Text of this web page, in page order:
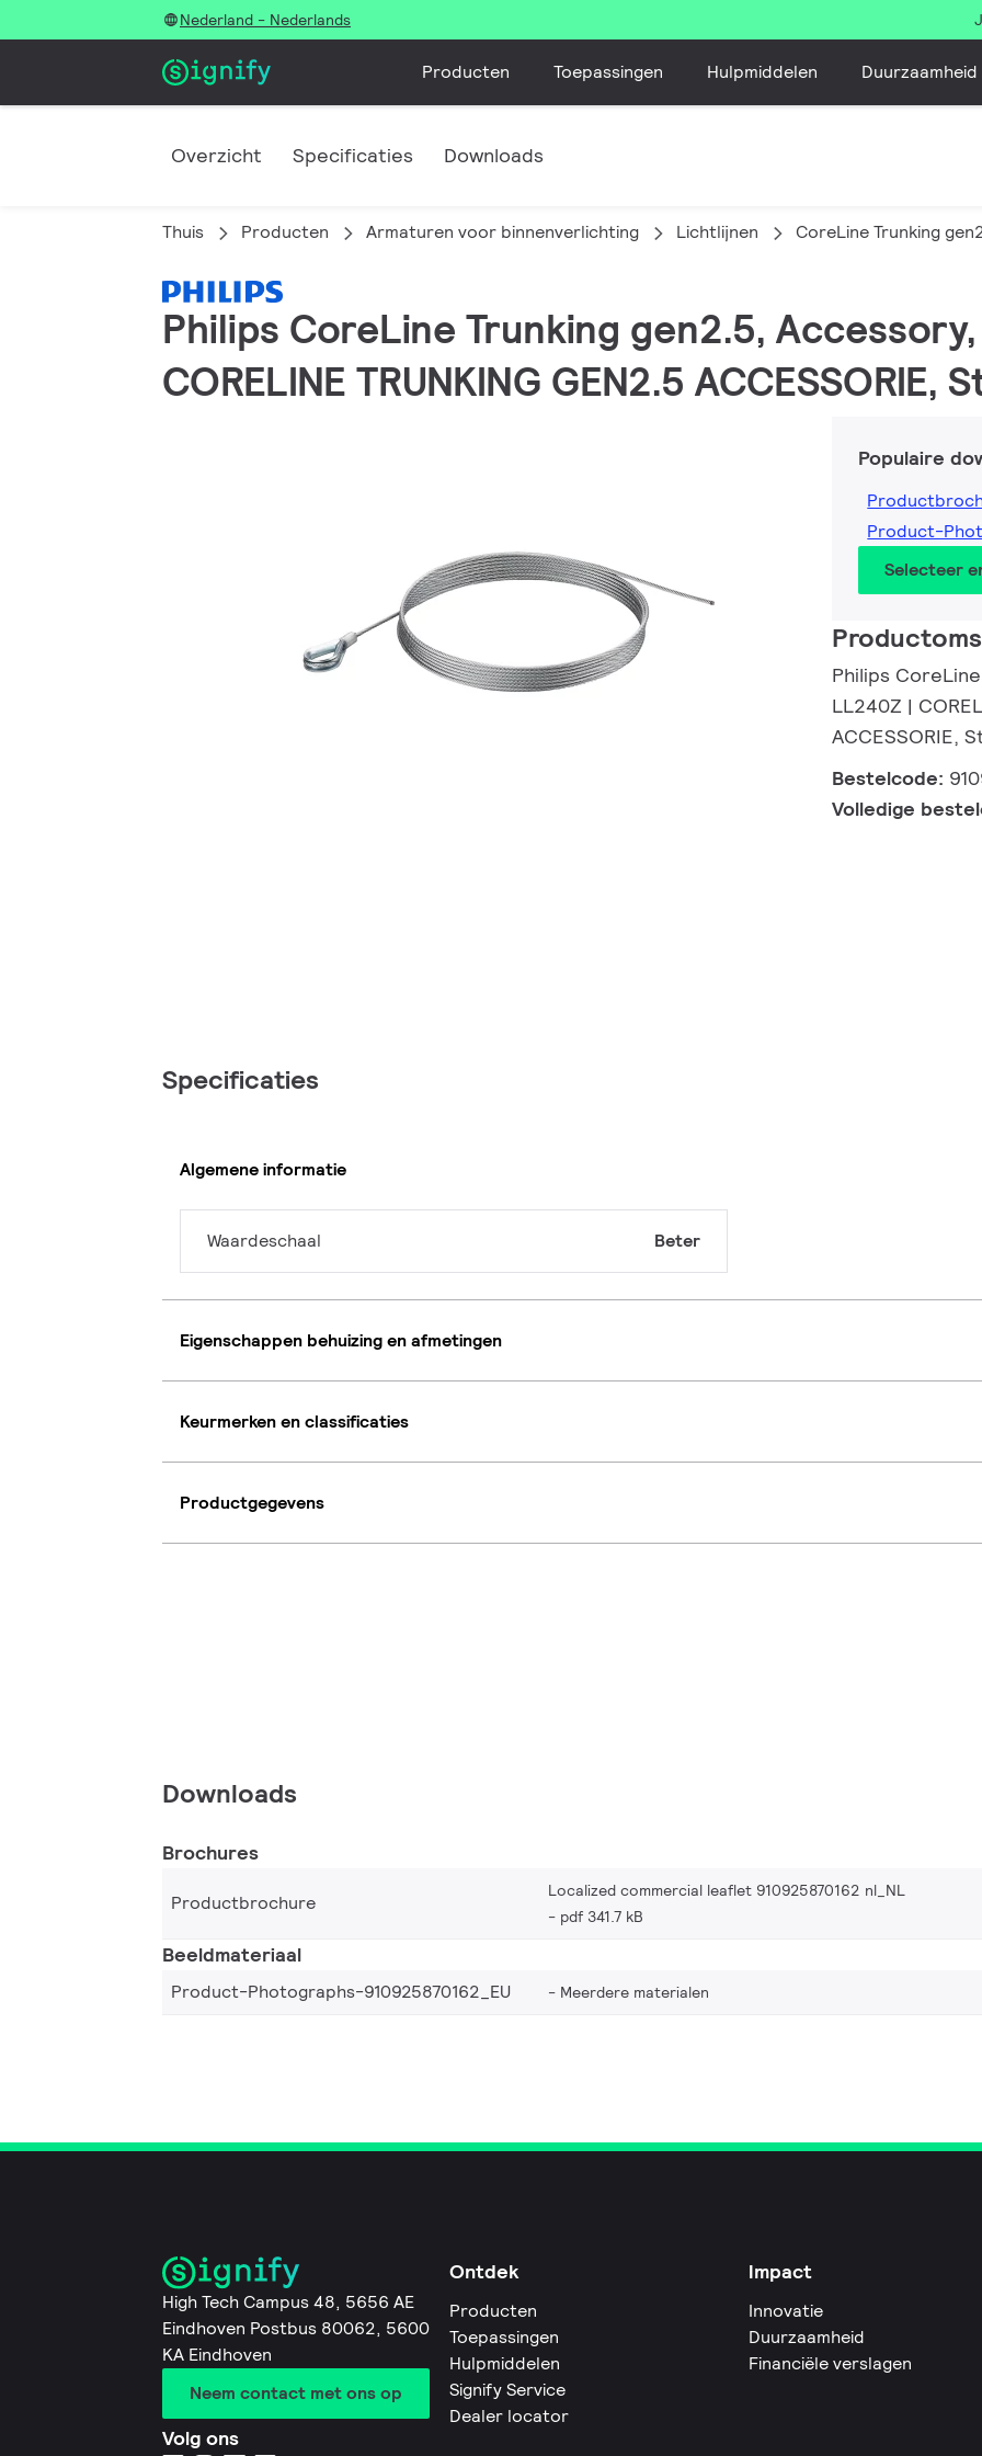
Nederland - Nederlands
Producten Toepassingen Hulpmiddelen Duurzaamheid
Overzicht Specificaties Downloads
Thuis Producten Armaturen voor binnenverlichting Lichtlijnen CoreLine Trunking
Philips CoreLine Trunking gen2.5,
CORELINE TRUNKING GEN2.5 ACCESSORIE,
Populaire
Product-
Selecteer
Philips
LL240Z |
ACCESSORIE,
Bestelcode:
Volledige
Specificaties
Algemene informatie
Waardeschaal Beter
Eigenschappen behuizing en afmetingen
Keurmerken en classificaties
Productgegevens
Downloads
Brochures
Productbrochure
Localized commercial leaflet 910925870162 nl_NL
pdf 341.7 kB
Beeldmateriaal
Product-Photographs-910925870162_EU Meerdere materialen
High Tech Campus 48, 5656 AE
Eindhoven Postbus 80062, 5600
KA Eindhoven
Neem contact met ons op
Volg ons
Ontdek
Producten
Toepassingen
Hulpmiddelen
Signify Service
Dealer locator
Impact
Innovatie
Duurzaamheid
Financiële verslagen